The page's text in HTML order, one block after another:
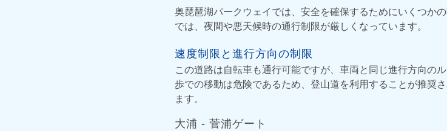
奥琵琶湖パークウェイでは、安全を確保するためにいくつか
では、夜間や悪天候時の通行制限が厳しくなっています。
速度制限と進行方向の制限
この道路は自転車も通行可能ですが、車両と同じ進行方向の
歩での移動は危険であるため、登山道を利用することが推奨
ます。
大浦 - 菅浦ゲート